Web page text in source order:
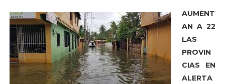
AUMENT
AN A 22
LAS
PROVIN
CIAS EN
ALERTA